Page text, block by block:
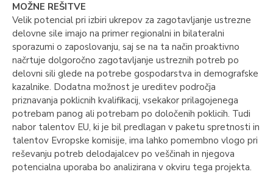
MOŽNE REŠITVE
Velik potencial pri izbiri ukrepov za zagotavljanje ustrezne
delovne sile imajo na primer regionalni in bilateralni
sporazumi o zaposlovanju, saj se na ta način proaktivno
načrtuje dolgoročno zagotavljanje ustreznih potreb po
delovni sili glede na potrebe gospodarstva in demografske
kazalnike. Dodatna možnost je ureditev področja
priznavanja poklicnih kvalifikacij, vsekakor prilagojenega
potrebam panog ali potrebam po določenih poklicih. Tudi
nabor talentov EU, ki je bil predlagan v paketu spretnosti in
talentov Evropske komisije, ima lahko pomembno vlogo pri
reševanju potreb delodajalcev po veščinah in njegova
potencialna uporaba bo analizirana v okviru tega projekta.